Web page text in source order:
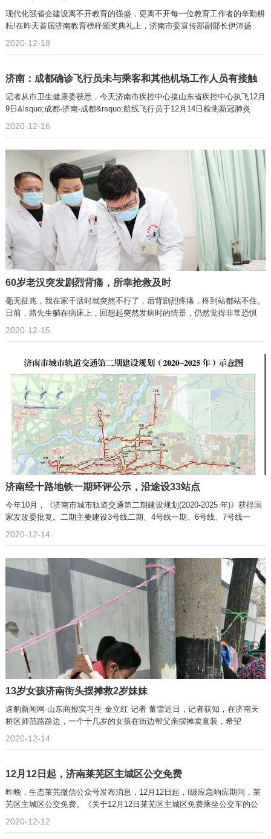
现代化强省会建设离不开教育的强盛，更离不开每一位教育工作者的辛勤耕
耘!在昨天首届济南教育榜样颁奖典礼上，济南市委宣传部副部长伊沛扬
2020-12-18
济南：成都确诊飞行员未与乘客和其他机场工作人员有接触
记者从市卫生健康委获悉，今天济南市疾控中心接山东省疾控中心执飞12月
9日&lsquo;成都-济南-成都&rsquo;航线飞行员于12月14日检测新冠肺炎
2020-12-16
60岁老汉突发剧烈背痛，所幸抢救及时
毫无征兆，我在家干活时就突然不行了，后背剧烈疼痛，疼到站都站不住。
日前，路先生躺在病床上，回想起突然发病时的情景，仍然觉得非常恐惧
2020-12-15
济南经十路地铁一期环评公示，沿途设33站点
今年10月，《济南市城市轨道交通第二期建设规划(2020-2025 年)》获得国
家发改委批复。二期主要建设3号线二期、4号线一期、6号线、7号线一
2020-12-14
13岁女孩济南街头摆摊救2岁妹妹
速豹新闻网·山东商报实习生 金立红 记者 董雪近日，记者获知，在济南天
桥区师范路路边，一个十几岁的女孩在街边帮父亲摆摊卖童装，希望
2020-12-14
12月12日起，济南莱芜区主城区公交免费
昨晚，生态莱芜微信公众号发布消息，12月12日起，Ⅰ级应急响应期间，莱
芜区主城区公交免费。《关于12月12日莱芜区主城区免费乘坐公交车的公
2020-12-12